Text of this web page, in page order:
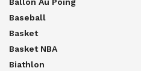
Baseball
Basket
Basket NBA
Biathlon